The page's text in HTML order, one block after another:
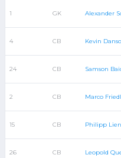
1 GK Alexander
4 CB Kevin Danso
24 CB Samson
2 CB Marco Friedl
15 CB Philipp
26 CB Leopold